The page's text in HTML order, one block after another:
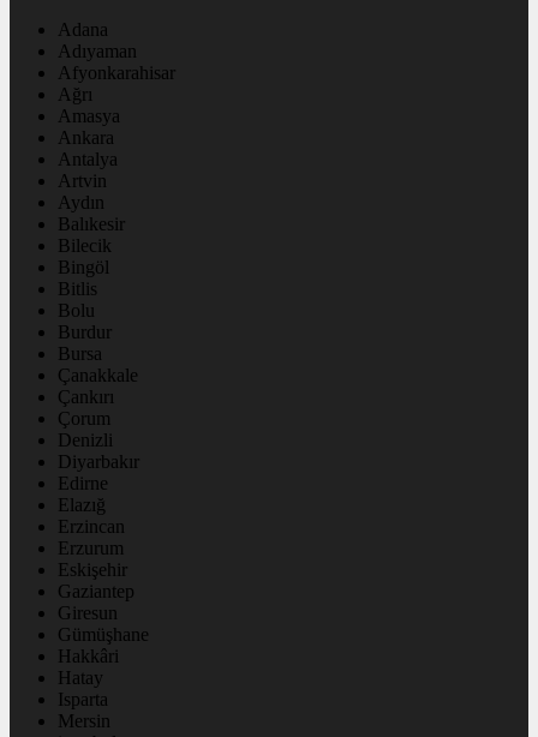
Adana
Adıyaman
Afyonkarahisar
Ağrı
Amasya
Ankara
Antalya
Artvin
Aydın
Balıkesir
Bilecik
Bingöl
Bitlis
Bolu
Burdur
Bursa
Çanakkale
Çankırı
Çorum
Denizli
Diyarbakır
Edirne
Elazığ
Erzincan
Erzurum
Eskişehir
Gaziantep
Giresun
Gümüşhane
Hakkâri
Hatay
Isparta
Mersin